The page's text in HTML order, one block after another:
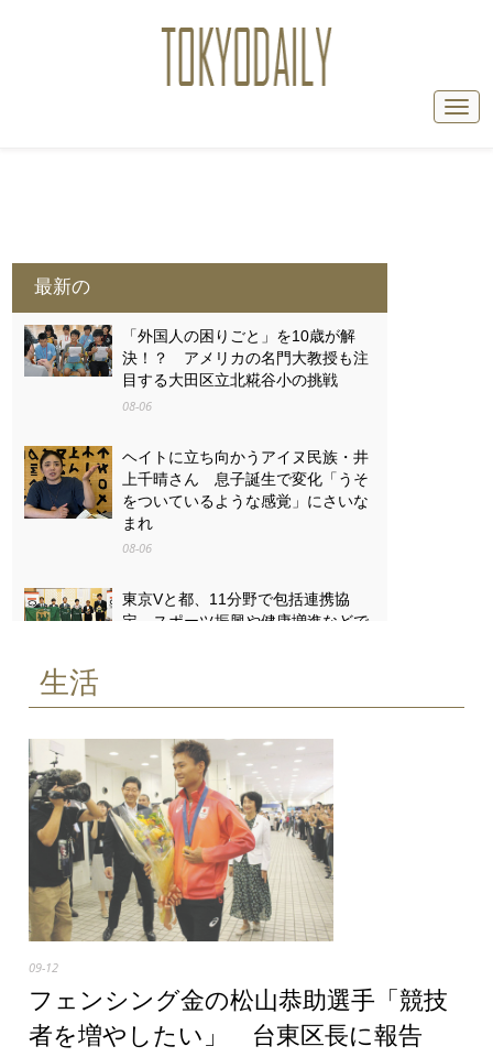
最新の
「外国人の困りごと」を10歳が解
決！？ アメリカの名門大教授も注
目する大田区立北糀谷小の挑戦
08-06
ヘイトに立ち向かうアイヌ民族・井
上千晴さん 息子誕生で変化「うそ
をついているような感覚」にさいな
まれ
08-06
東京Vと都、11分野で包括連携協
定 スポーツ振興や健康増進などで
撃の遺族と向き合った13歳の思い
08-06
生活
09-12
フェンシング金の松山恭助選手「競技
者を増やしたい」 台東区長に報告